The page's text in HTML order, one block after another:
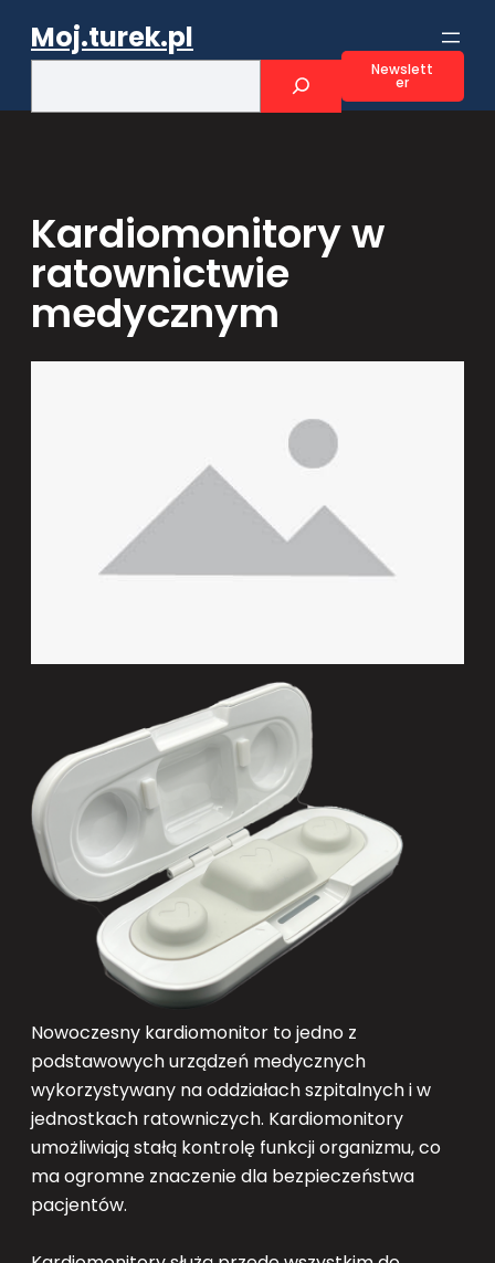
Moj.turek.pl
h
Newslett
er
Kardiomonitory w
ratownictwie
medycznym
Nowoczesny kardiomonitor to jedno z
podstawowych urządzeń medycznych
wykorzystywany na oddziałach szpitalnych i w
jednostkach ratowniczych. Kardiomonitory
umożliwiają stałą kontrolę funkcji organizmu, co
ma ogromne znaczenie dla bezpieczeństwa
pacjentów.